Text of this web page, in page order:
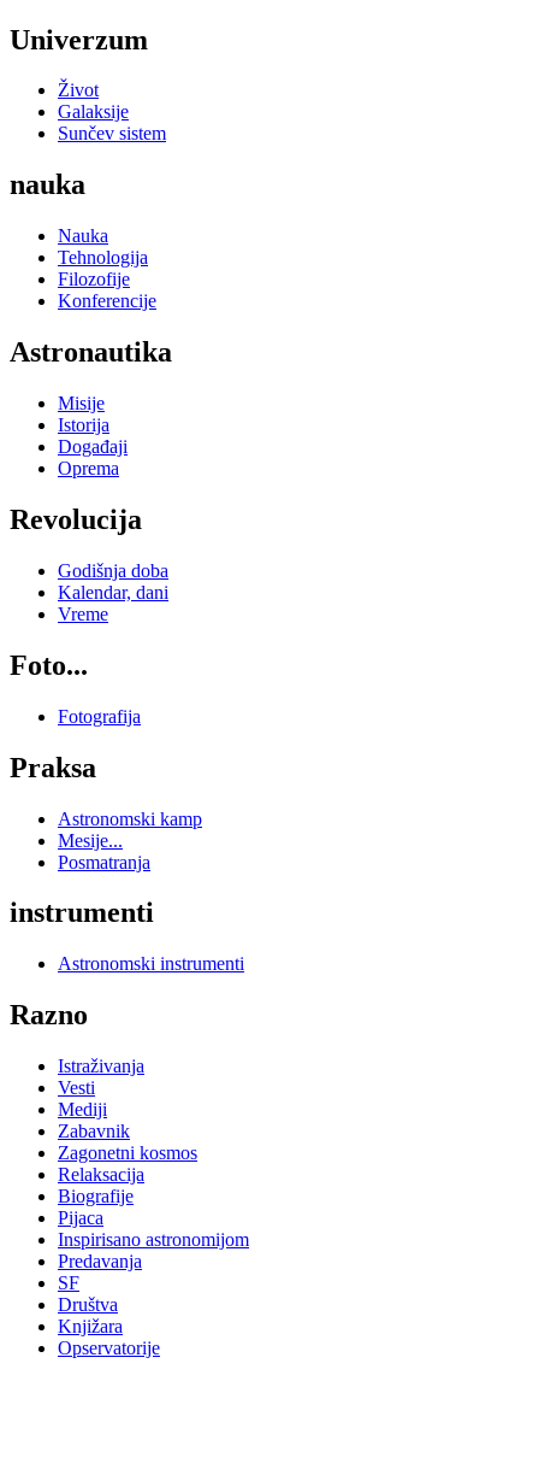
Univerzum
Život
Galaksije
Sunčev sistem
nauka
Nauka
Tehnologija
Filozofije
Konferencije
Astronautika
Misije
Istorija
Događaji
Oprema
Revolucija
Godišnja doba
Kalendar, dani
Vreme
Foto...
Fotografija
Praksa
Astronomski kamp
Mesije...
Posmatranja
instrumenti
Astronomski instrumenti
Razno
Istraživanja
Vesti
Mediji
Zabavnik
Zagonetni kosmos
Relaksacija
Biografije
Pijaca
Inspirisano astronomijom
Predavanja
SF
Društva
Knjižara
Opservatorije